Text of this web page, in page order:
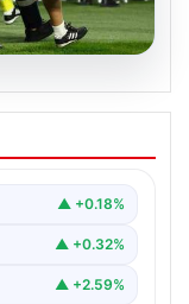
▲ +0.18%
▲ +0.32%
▲ +2.59%